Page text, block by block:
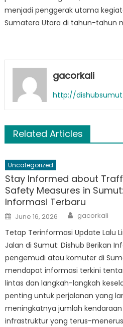
menjadi penggerak utama
Sumatera Utara di tahun-tahun
gacorkali
http://
Related Articles
Uncategorized
Stay Informed about
Safety Measures in
Informasi Terbaru
Posted
on
June 16, 2026 Author
gacorkali
Tetap Terinformasi Update Lalu
Jalan di Sumut: Dishub Berikan
pengemudi atau komuter di
mendapat informasi terkini
lintas dan langkah-langkah
penting untuk perjalanan yang
meningkatnya jumlah
infrastruktur yang terus-